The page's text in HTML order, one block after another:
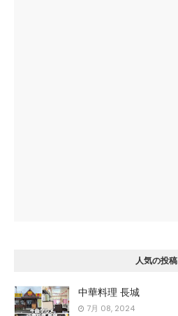
人気の投稿
中華料理 長城
7月 08, 2024